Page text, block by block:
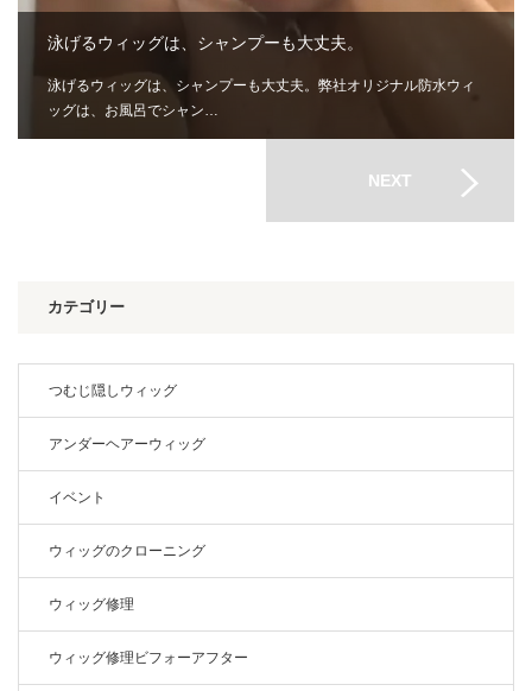
泳げるウィッグは、シャンプーも大丈夫。
泳げるウィッグは、シャンプーも大丈夫。弊社オリジナル防水ウィ
ッグは、お風呂でシャン…
NEXT
カテゴリー
つむじ隠しウィッグ
アンダーヘアーウィッグ
イベント
ウィッグのクローニング
ウィッグ修理
ウィッグ修理ビフォーアフター